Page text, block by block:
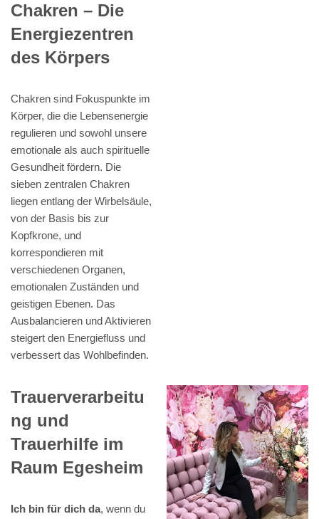
Chakren – Die
Energiezentren
des Körpers
Chakren sind Fokuspunkte im
Körper, die die Lebensenergie
regulieren und sowohl unsere
emotionale als auch spirituelle
Gesundheit fördern. Die
sieben zentralen Chakren
liegen entlang der Wirbelsäule,
von der Basis bis zur
Kopfkrone, und
korrespondieren mit
verschiedenen Organen,
emotionalen Zuständen und
geistigen Ebenen. Das
Ausbalancieren und Aktivieren
steigert den Energiefluss und
verbessert das Wohlbefinden.
Trauerverarbeitu
ng und
Trauerhilfe im
Raum Egesheim
Ich bin für dich da, wenn du